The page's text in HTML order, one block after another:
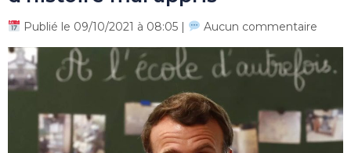
Publié le 09/10/2021 à 08:05 | Aucun commentaire